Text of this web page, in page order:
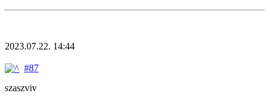
2023.07.22. 14:44
#87
szaszviv